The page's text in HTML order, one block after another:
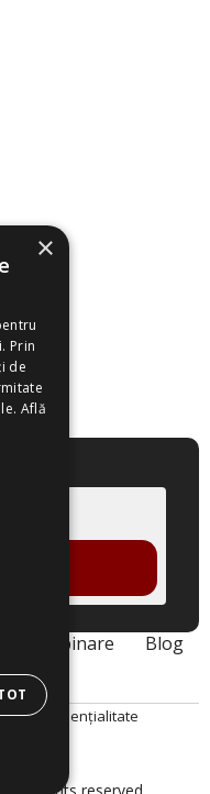
Webinare
Blog
de Confidențialitate
×
Prin
de
Află